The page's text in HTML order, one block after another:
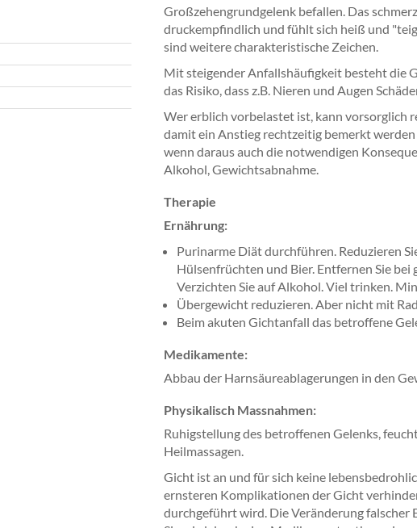
Großzehengrundgelenk befallen. Das
druckempfindlich und fühlt sich heiß und
sind weitere charakteristische Zeichen.
Mit steigender Anfallshäufigkeit besteht die
das Risiko, dass z.B. Nieren und Augen
Wer erblich vorbelastet ist, kann vorsorglich
damit ein Anstieg rechtzeitig bemerkt
wenn daraus auch die notwendigen
Alkohol, Gewichtsabnahme.
Therapie
Ernährung:
Purinarme Diät durchführen. Reduzieren
Hülsenfrüchten und Bier. Entfernen Sie
Verzichten Sie auf Alkohol. Viel trinken.
Übergewicht reduzieren. Aber nicht mit
Beim akuten Gichtanfall das betroffene
Medikamente:
Abbau der Harnsäureablagerungen in den
Physikalisch Massnahmen:
Ruhigstellung des betroffenen Gelenks,
Heilmassagen.
Gicht ist an und für sich keine
ernsteren Komplikationen der Gicht
durchgeführt wird. Die Veränderung